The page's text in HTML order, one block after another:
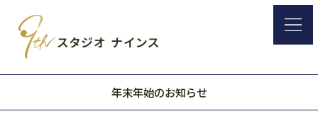
年末年始のお知らせ